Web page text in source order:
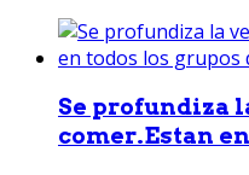
Se profundiza
comer.Estan